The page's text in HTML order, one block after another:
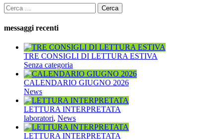
Ricerca
per:
messaggi recenti
TRE CONSIGLI DI LETTURA ESTIVA
Senza categoria
CALENDARIO GIUGNO 2026
News
LETTURA INTERPRETATA
laboratori, News
LETTURA INTERPRETATA